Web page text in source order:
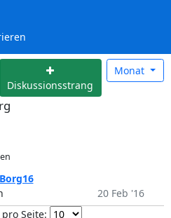
Diskussionsstrang
Monat
20 Feb '16
Seite: